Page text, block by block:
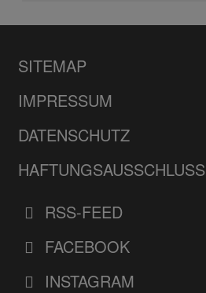
SITEMAP
IMPRESSUM
DATENSCHUTZ
HAFTUNGSAUSSCHLUSS
RSS-FEED
FACEBOOK
INSTAGRAM